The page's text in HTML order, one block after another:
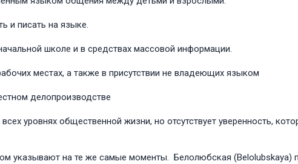
и писать на языке.
школе и в средствах массовой информации.
местах, а также в присутствии не владеющих языком
делопроизводстве
уровнях общественной жизни, но отсутствует уверенность,
указывают на те же самые моменты. Белолюбская (Belolubskaya)